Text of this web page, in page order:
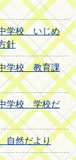
学校 いじめ
針
学校 教育課
学校 学校だ
自然だより